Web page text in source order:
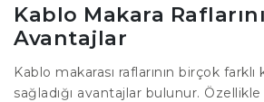
Kablo Makara
Avantajlar
Kablo makarası raflarının birçok
sağladığı avantajlar bulunur.